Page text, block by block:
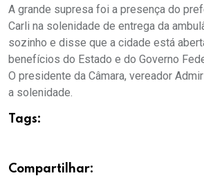
A grande supresa foi a presença do
Carli na solenidade de entrega da
sozinho e disse que a cidade está
benefícios do Estado e do Governo
O presidente da Câmara, vereador
a solenidade.
Tags:
Compartilhar: